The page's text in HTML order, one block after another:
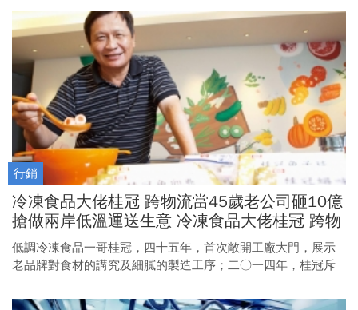
行銷
冷凍食品大佬桂冠 跨物流當45歲老公司砸10億
搶做兩岸低溫運送生意 冷凍食品大佬桂冠 跨物
流當老大
低調冷凍食品一哥桂冠，四十五年，首次敞開工廠大門，展示
老品牌對食材的講究及細膩的製造工序；二○一四年，桂冠斥
兩岸貨貿相通，將連接桂冠上海世達，搶下兩岸低溫物流商